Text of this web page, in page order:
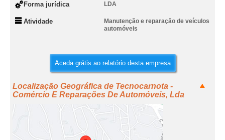
Forma jurídica LDA
Atividade
Manutenção e reparação de veículos
automóveis
Aceda grátis ao relatório desta empresa
Localização Geográfica de Tecnocarnota -
Comércio E Reparações De Automóveis, Lda